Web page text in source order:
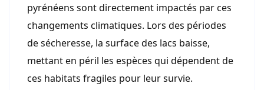
pyrénéens sont directement impactés par ces
changements climatiques. Lors des périodes
de sécheresse, la surface des lacs baisse,
mettant en péril les espèces qui dépendent de
ces habitats fragiles pour leur survie.